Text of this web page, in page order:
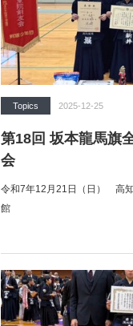
Topics 2025-12-25
第18回 坂本龍馬旗
会
令和7年12月21日（日） 高
館